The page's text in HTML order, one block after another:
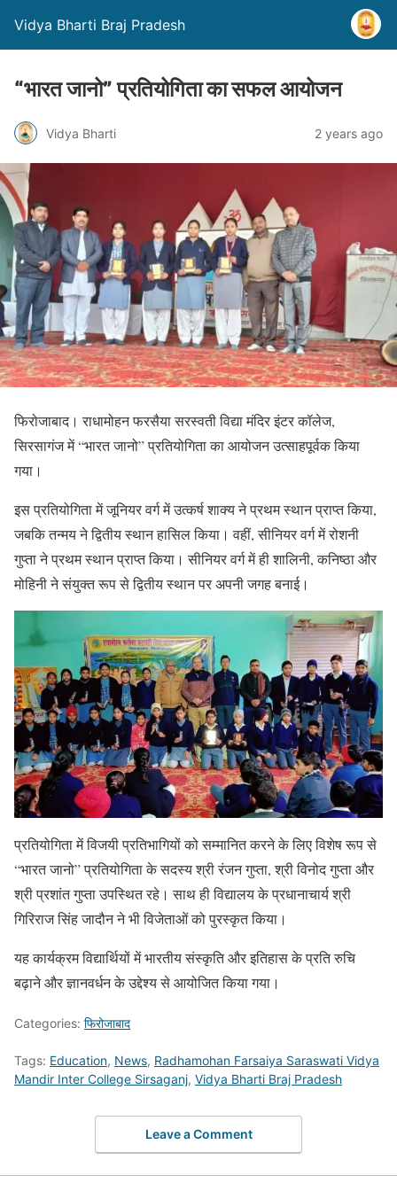
Vidya Bharti Braj Pradesh
“भारत जानो” प्रतियोगिता का सफल आयोजन
Vidya Bharti 2 years ago
फिरोजाबाद। राधामोहन फरसैया सरस्वती विद्या मंदिर इंटर कॉलेज,
सिरसागंज में “भारत जानो” प्रतियोगिता का आयोजन उत्साहपूर्वक किया
गया।
इस प्रतियोगिता में जूनियर वर्ग में उत्कर्ष शाक्य ने प्रथम स्थान प्राप्त किया,
जबकि तन्मय ने द्वितीय स्थान हासिल किया। वहीं, सीनियर वर्ग में रोशनी
गुप्ता ने प्रथम स्थान प्राप्त किया। सीनियर वर्ग में ही शालिनी, कनिष्ठा और
मोहिनी ने संयुक्त रूप से द्वितीय स्थान पर अपनी जगह बनाई।
प्रतियोगिता में विजयी प्रतिभागियों को सम्मानित करने के लिए विशेष रूप से
“भारत जानो” प्रतियोगिता के सदस्य श्री रंजन गुप्ता, श्री विनोद गुप्ता और
श्री प्रशांत गुप्ता उपस्थित रहे। साथ ही विद्यालय के प्रधानाचार्य श्री
गिरिराज सिंह जादौन ने भी विजेताओं को पुरस्कृत किया।
यह कार्यक्रम विद्यार्थियों में भारतीय संस्कृति और इतिहास के प्रति रुचि
बढ़ाने और ज्ञानवर्धन के उद्देश्य से आयोजित किया गया।
Categories: फिरोजाबाद
Tags: Education, News, Radhamohan Farsaiya Saraswati Vidya
Mandir Inter College Sirsaganj, Vidya Bharti Braj Pradesh
Leave a Comment